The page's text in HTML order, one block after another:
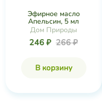
Эфирное масло
Апельсин, 5 мл
Дом Природы
246 ₽ 266 ₽
В корзину